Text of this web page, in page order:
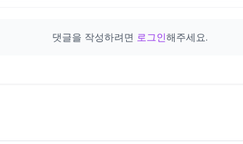
댓글을 작성하려면 로그인해주세요.